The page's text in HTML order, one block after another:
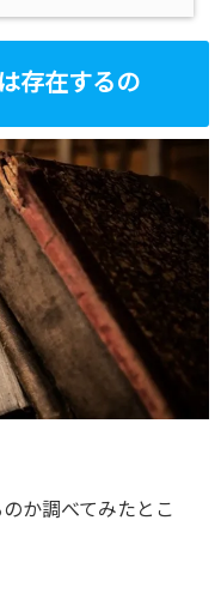
存在するの
か調べてみたとこ